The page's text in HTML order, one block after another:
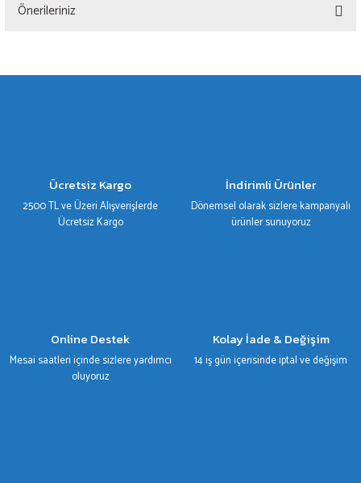
Önerileriniz
gördüğünüz noktaları öneri formunu kullanarak tarafımıza iletebilirsiniz.
Ürün fiyatı diğer sitelerden daha pahalı.
Bu ürüne benzer farklı alternatifler olmalı.
Ücretsiz Kargo
2500 TL ve Üzeri Alışverişlerde
Ücretsiz Kargo
İndirimli Ürünler
Dönemsel olarak sizlere kampanyalı
ürünler sunuyoruz
Online Destek
Mesai saatleri içinde sizlere yardımcı
oluyoruz
Kolay İade & Değişim
14 iş gün içerisinde iptal ve değişim